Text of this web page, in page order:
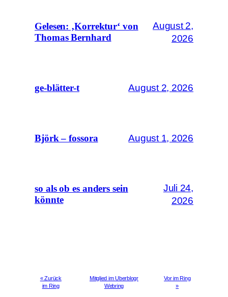
Gelesen: ‚Korrektur‘ von
Thomas Bernhard
August 2,
2026
ge-blätter-t August 2, 2026
Björk – fossora August 1, 2026
so als ob es anders sein
könnte
Juli 24,
2026
« Zurück
im Ring
Mitglied im Uberblogr
Webring
Vor im Ring
»